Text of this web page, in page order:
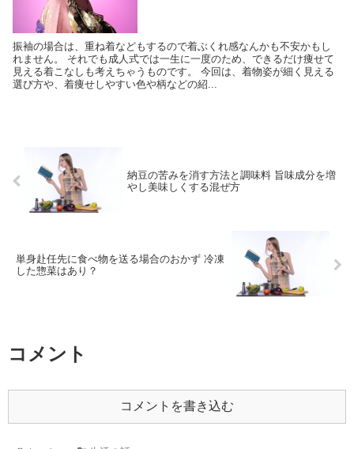
振袖の場合は、重ね着などもするので着ぶくれ感なんかも不安かもし
れません。 それでも成人式では一生に一度のため、できるだけ痩せて
見える着こなしも考えちゃうものです。 今回は、着物姿が細く見える
選び方や、着痩せしやすい色や柄などの紹...
納豆の苦みを消す方法と調味料 旨味成分を増
やし美味しくする混ぜ方
単身赴任先に食べ物を送る場合のおかず 冷凍
した惣菜はあり？
コメント
コメントを書き込む